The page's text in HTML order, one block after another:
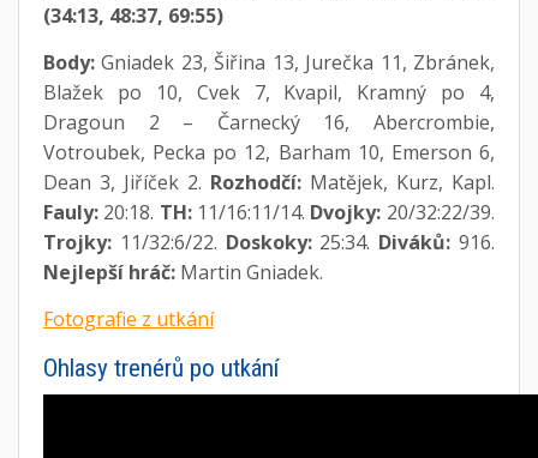
(34:13, 48:37, 69:55)
Body:Gniadek 23, Šiřina 13, Jurečka 11, Zbránek,
Blažek po 10, Cvek 7, Kvapil, Kramný po 4,
Dragoun 2 – Čarnecký 16, Abercrombie,
Votroubek, Pecka po 12, Barham 10, Emerson 6,
Dean 3, Jiříček 2. Rozhodčí: Matějek, Kurz, Kapl.
Fauly:20:18. TH:11/16:11/14. Dvojky: 20/32:22/39.
Trojky:11/32:6/22. Doskoky:25:34. Diváků: 916.
Nejlepší hráč: Martin Gniadek.
Fotografie z utkání
Ohlasy trenérů po utkání